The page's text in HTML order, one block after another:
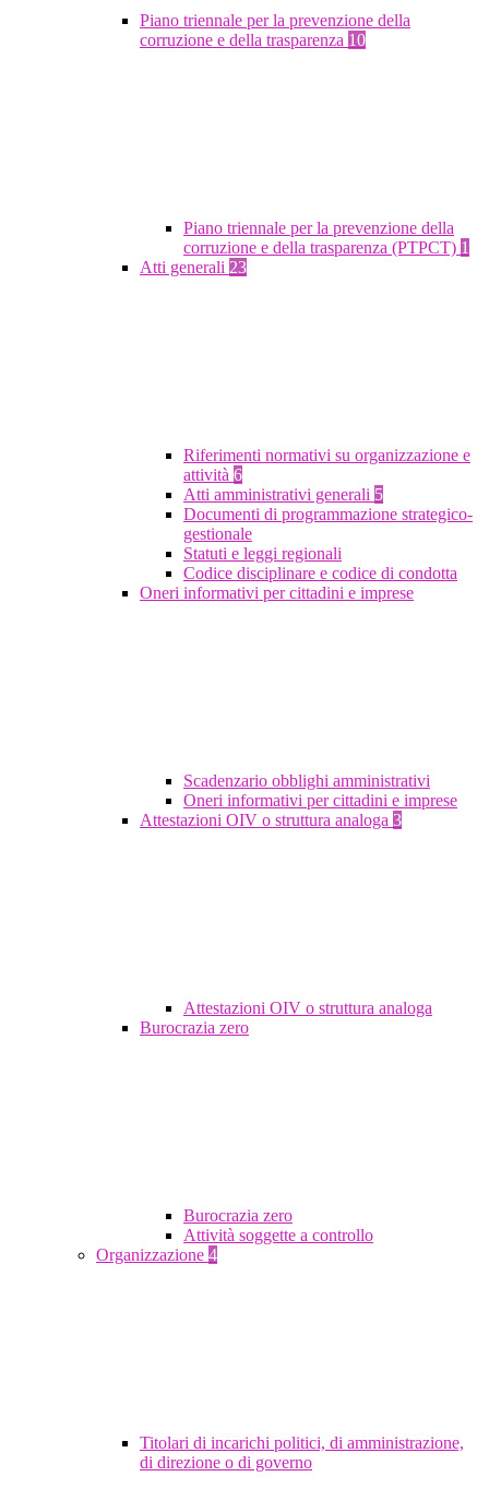
Piano triennale per la prevenzione della
corruzione e della trasparenza 10
Piano triennale per la prevenzione della
corruzione e della trasparenza (PTPCT) 1
Atti generali 23
Riferimenti normativi su organizzazione e
attività 6
Atti amministrativi generali 5
Documenti di programmazione strategico-
gestionale
Statuti e leggi regionali
Codice disciplinare e codice di condotta
Oneri informativi per cittadini e imprese
Scadenzario obblighi amministrativi
Oneri informativi per cittadini e imprese
Attestazioni OIV o struttura analoga 3
Attestazioni OIV o struttura analoga
Burocrazia zero
Burocrazia zero
Attività soggette a controllo
Organizzazione 4
Titolari di incarichi politici, di amministrazione,
di direzione o di governo